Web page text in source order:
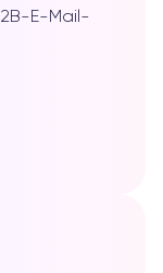
E-Mail-